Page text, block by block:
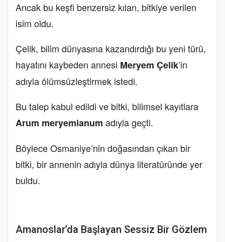
Ancak bu keşfi benzersiz kılan, bitkiye verilen
isim oldu.
Çelik, bilim dünyasına kazandırdığı bu yeni türü,
hayatını kaybeden annesi Meryem Çelik’in
adıyla ölümsüzleştirmek istedi.
Bu talep kabul edildi ve bitki, bilimsel kayıtlara
Arum meryemianum adıyla geçti.
Böylece Osmaniye’nin doğasından çıkan bir
bitki, bir annenin adıyla dünya literatüründe yer
buldu.
Amanoslar’da Başlayan Sessiz Bir Gözlem